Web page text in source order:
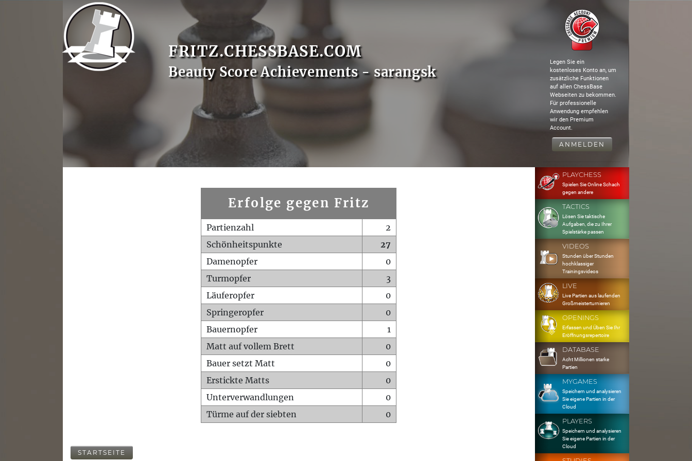
FRITZ.CHESSBASE.COM
Beauty Score Achievements - sarangsk
Legen Sie ein
kostenloses Konto an, um
zusätzliche Funktionen
auf allen ChessBase
Webseiten zu bekommen.
Für professionelle
Anwendung empfehlen
wir den Premium
Account.
ANMELDEN
Erfolge gegen Fritz
Partienzahl
2
Schönheitspunkte
27
Damenopfer
0
Turmopfer
3
Läuferopfer
0
Springeropfer
0
Bauernopfer
1
Matt auf vollem Brett
0
Bauer setzt Matt
0
Erstickte Matts
0
Unterverwandlungen
0
Türme auf der siebten
0
STARTSEITE
PLAYCHESS
Spielen Sie Online Schach
gegen andere
TACTICS
Lösen Sie taktische
Aufgaben, die zu Ihrer
Spielstärke passen
VIDEOS
Stunden über Stunden
hochklassiger
Trainingsvideos
LIVE
Live Partien aus laufenden
Großmeisterturnieren
OPENINGS
Erfassen und Üben Sie Ihr
Eröffnungsrepertoire
DATABASE
Acht Millionen starke
Partien
MYGAMES
Speichern und analysieren
Sie eigene Partien in der
Cloud
PLAYERS
Speichern und analysieren
Sie eigene Partien in der
Cloud